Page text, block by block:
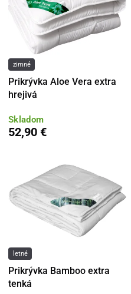
zimné
Prikrývka Aloe Vera extra
hrejivá
Skladom
52,90 €
letné
Prikrývka Bamboo extra
tenká